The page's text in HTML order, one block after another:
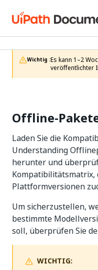
Wichtig :Es kann 1–2
veröffentlichter
Offline-
Laden Sie die
Understanding
herunter und
Plattformversionen
Um sicherzustellen,
bestimmte
soll, überprüfen Sie
WICHTIG: